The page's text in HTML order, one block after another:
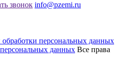
звонок info@pzemi.ru
персональных данных
данных Все права